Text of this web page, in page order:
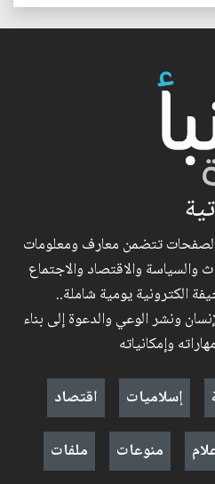
تتضمن معارف ومعلومات
والسياسة والاقتصاد والاجتماع
الكترونية يومية شاملة..
ونشر الوعي والدعوة إلى بناء
وإمكانياته
إسلاميات
اقتصاد
منوعات ملفات